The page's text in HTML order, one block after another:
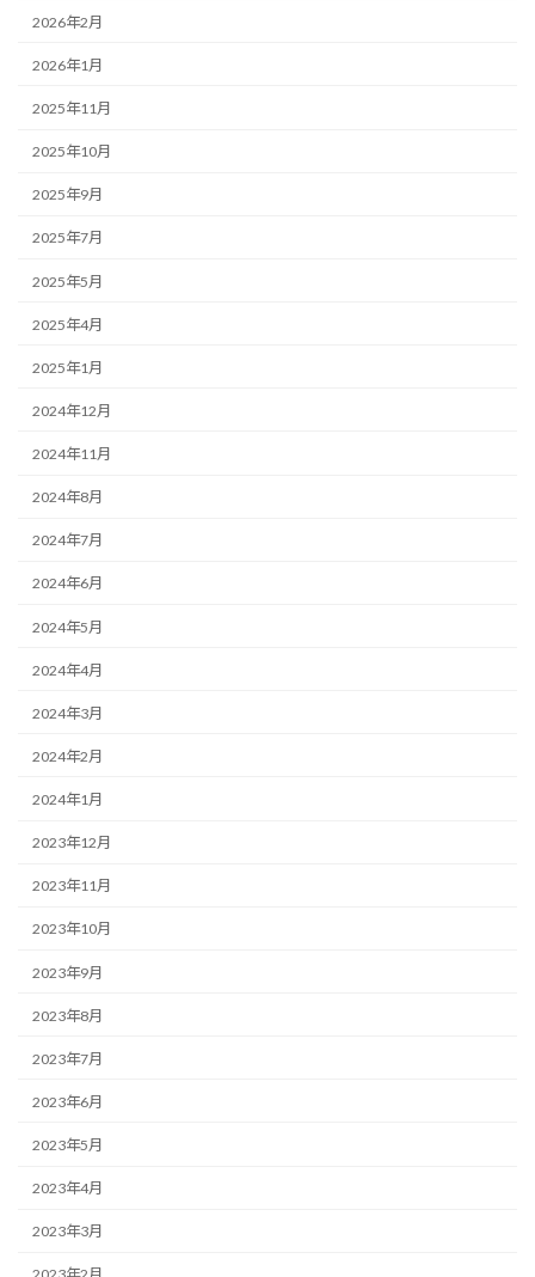
2026年2月
2026年1月
2025年11月
2025年10月
2025年9月
2025年7月
2025年5月
2025年4月
2025年1月
2024年12月
2024年11月
2024年8月
2024年7月
2024年6月
2024年5月
2024年4月
2024年3月
2024年2月
2024年1月
2023年12月
2023年11月
2023年10月
2023年9月
2023年8月
2023年7月
2023年6月
2023年5月
2023年4月
2023年3月